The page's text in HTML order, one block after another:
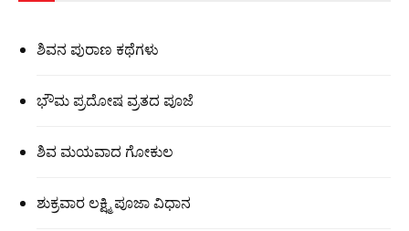
ಶಿವನ ಪುರಾಣ ಕಥೆಗಳು
ಭೌಮ ಪ್ರದೋಷ ವ್ರತದ ಪೂಜೆ
ಶಿವ ಮಯವಾದ ಗೋಕುಲ
ಶುಕ್ರವಾರ ಲಕ್ಷ್ಮಿ ಪೂಜಾ ವಿಧಾನ